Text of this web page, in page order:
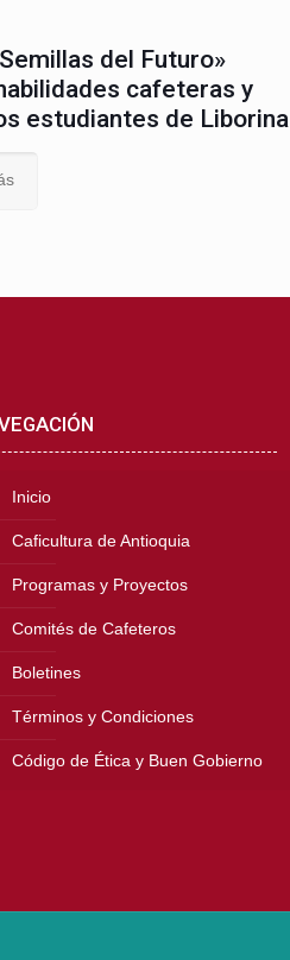
del Futuro»
cafeteras y
estudiantes de Liborina
Inicio
Caficultura de Antioquia
Programas y Proyectos
Comités de Cafeteros
Boletines
Términos y Condiciones
Código de Ética y Buen Gobierno